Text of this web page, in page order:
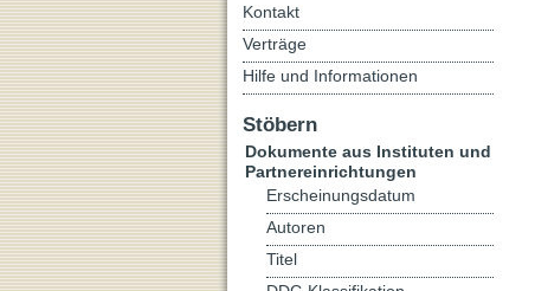
Kontakt
Verträge
Hilfe und Informationen
Stöbern
Dokumente aus Instituten und
Partnereinrichtungen
Erscheinungsdatum
Autoren
Titel